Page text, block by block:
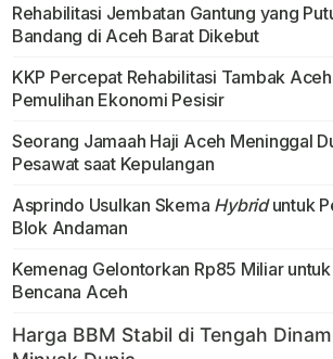
Rehabilitasi Jembatan Gantung yang
Bandang di Aceh Barat Dikebut
KKP Percepat Rehabilitasi Tambak
Pemulihan Ekonomi Pesisir
Seorang Jamaah Haji Aceh Meninggal
Pesawat saat Kepulangan
Asprindo Usulkan Skema Hybriduntuk
Blok Andaman
Kemenag Gelontorkan Rp85 Miliar
Bencana Aceh